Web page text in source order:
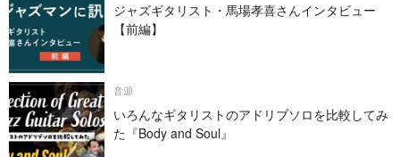
ジャズギタリスト・馬場孝喜さんインタビュー
【前編】
音源
いろんなギタリストのアドリブソロを比較してみ
た『Body and Soul』